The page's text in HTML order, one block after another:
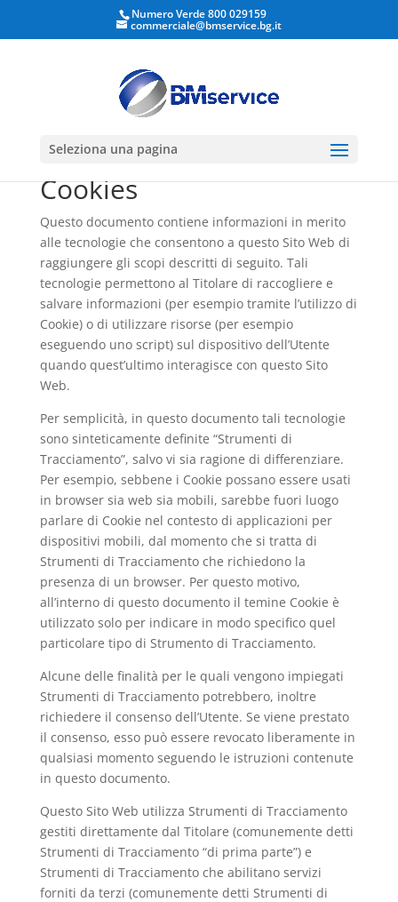
Apri la barra degli strumenti
Numero Verde 800 029159
commerciale@bmservice.bg.it
Seleziona una pagina
COOKIES
Cookies
Questo documento contiene informazioni in merito
alle tecnologie che consentono a questo Sito Web di
raggiungere gli scopi descritti di seguito. Tali
tecnologie permettono al Titolare di raccogliere e
salvare informazioni (per esempio tramite l’utilizzo di
Cookie) o di utilizzare risorse (per esempio
eseguendo uno script) sul dispositivo dell’Utente
quando quest’ultimo interagisce con questo Sito
Web.
Per semplicità, in questo documento tali tecnologie
sono sinteticamente definite “Strumenti di
Tracciamento”, salvo vi sia ragione di differenziare.
Per esempio, sebbene i Cookie possano essere usati
in browser sia web sia mobili, sarebbe fuori luogo
parlare di Cookie nel contesto di applicazioni per
dispositivi mobili, dal momento che si tratta di
Strumenti di Tracciamento che richiedono la
presenza di un browser. Per questo motivo,
all’interno di questo documento il temine Cookie è
utilizzato solo per indicare in modo specifico quel
particolare tipo di Strumento di Tracciamento.
Alcune delle finalità per le quali vengono impiegati
Strumenti di Tracciamento potrebbero, inoltre
richiedere il consenso dell’Utente. Se viene prestato
il consenso, esso può essere revocato liberamente in
qualsiasi momento seguendo le istruzioni contenute
in questo documento.
Questo Sito Web utilizza Strumenti di Tracciamento
gestiti direttamente dal Titolare (comunemente detti
Strumenti di Tracciamento “di prima parte”) e
Strumenti di Tracciamento che abilitano servizi
forniti da terzi (comunemente detti Strumenti di